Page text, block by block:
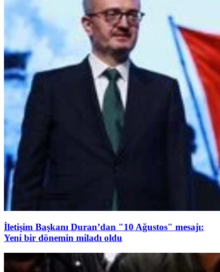
İletişim Başkanı Duran’dan "10 Ağustos" mesajı:
Yeni bir dönemin miladı oldu